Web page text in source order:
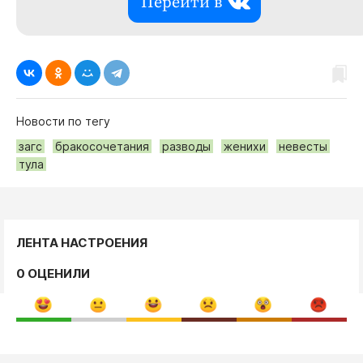
Новости по тегу
загс
бракосочетания разводы женихи
невесты
тула
ЛЕНТА НАСТРОЕНИЯ
0 ОЦЕНИЛИ